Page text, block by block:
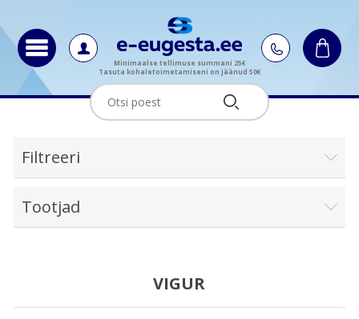
Minimaalse tellimuse summani 25€
Tasuta kohaletoimetamiseni on jäänud 50€
Filtreeri
Tootjad
VIGUR